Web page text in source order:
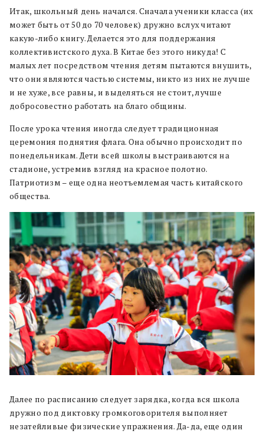
Итак, школьный день начался. Сначала ученики класса (их
может быть от 50 до 70 человек) дружно вслух читают
какую-либо книгу. Делается это для поддержания
коллективистского духа. В Китае без этого никуда! С
малых лет посредством чтения детям пытаются внушить,
что они являются частью системы, никто из них не лучше
и не хуже, все равны, и выделяться не стоит, лучше
добросовестно работать на благо общины.
После урока чтения иногда следует традиционная
церемония поднятия флага. Она обычно происходит по
понедельникам. Дети всей школы выстраиваются на
стадионе, устремив взгляд на красное полотно.
Патриотизм – еще одна неотъемлемая часть китайского
общества.
Далее по расписанию следует зарядка, когда вся школа
дружно под диктовку громкоговорителя выполняет
незатейливые физические упражнения. Да-да, еще один